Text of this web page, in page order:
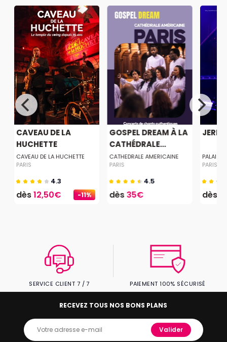
-11%
CAVEAU DE LA
HUCHETTE
CAVEAU DE LA HUCHETTE
PARIS
4.3
dès12,50€
GOSPEL DREAM À LA
CATHÉDRALE...
CATHEDRALE AMERICAINE
PARIS
4.5
dès35€
PALAIS
PARIS
dès
SERVICE CLIENT 7 / 7 PAIEMENT 100% SÉCURISÉ
RECEVEZ TOUS NOS BONS PLANS
Valider